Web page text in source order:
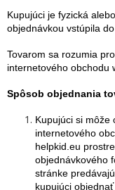
Kupujúci je fyzická
objednávkou vstúpila
Tovarom sa rozumia
internetového obchodu
Spôsob objednania
Kupujúci si môže
internetového
helpkid.eu
objednávkového
stránke
kupujúci